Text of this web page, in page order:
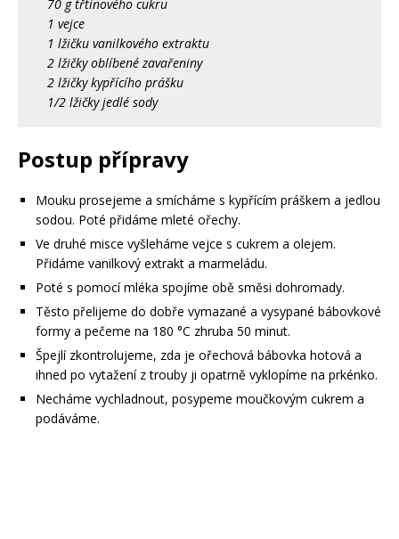
70 g třtinového cukru
1 vejce
1 lžičku vanilkového extraktu
2 lžičky oblíbené zavařeniny
2 lžičky kypřícího prášku
1/2 lžičky jedlé sody
Postup přípravy
Mouku prosejeme a smícháme s kypřícím práškem a jedlou
sodou. Poté přidáme mleté ořechy.
Ve druhé misce vyšleháme vejce s cukrem a olejem.
Přidáme vanilkový extrakt a marmeládu.
Poté s pomocí mléka spojíme obě směsi dohromady.
Těsto přelijeme do dobře vymazané a vysypané bábovkové
formy a pečeme na 180 °C zhruba 50 minut.
Špejlí zkontrolujeme, zda je ořechová bábovka hotová a
ihned po vytažení z trouby ji opatrně vyklopíme na prkénko.
Necháme vychladnout, posypeme moučkovým cukrem a
podáváme.